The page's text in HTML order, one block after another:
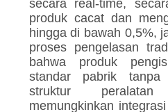
secara real-time,
produk cacat dan
hingga di bawah 0,5%,
proses pengelasan
bahwa produk
standar pabrik
struktur
memungkinkan